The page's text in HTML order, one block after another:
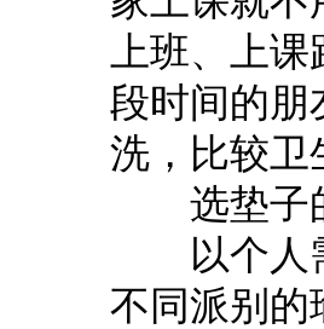
上班、上
段时间的朋
洗，比较卫
选垫子的
以个人需
不同派别的